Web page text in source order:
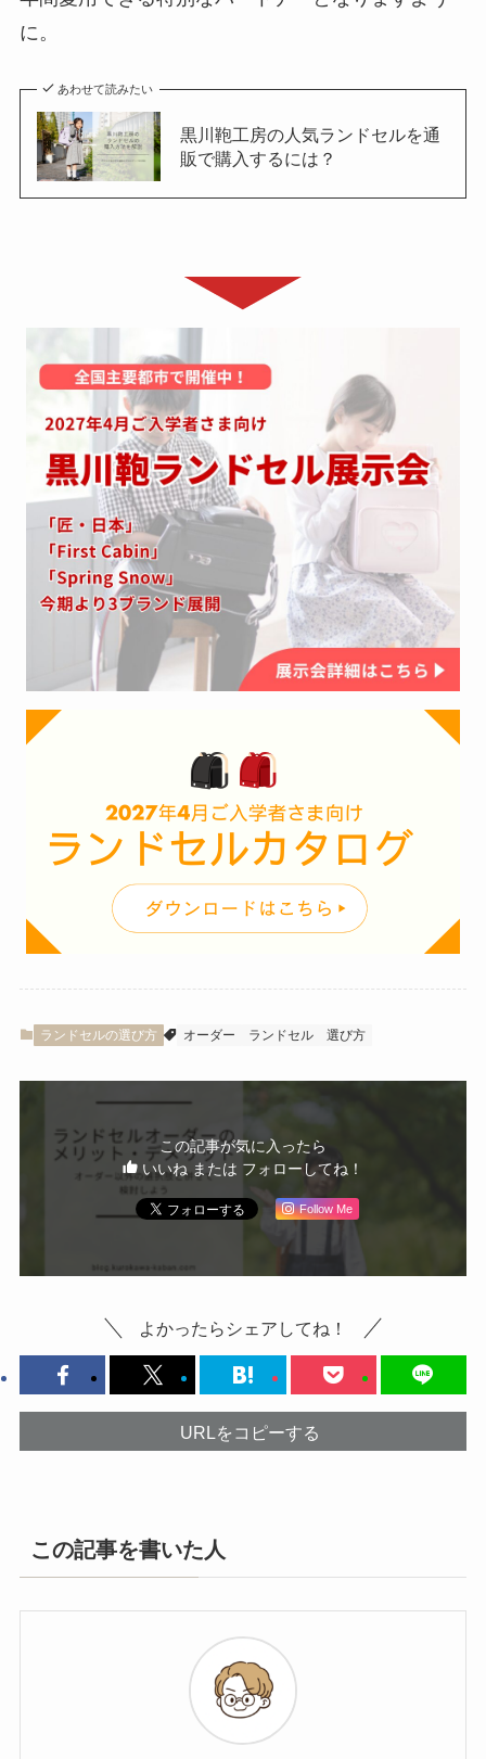
に。
あわせて読みたい
黒川鞄工房の人気ランドセルを通
販で購入するには？
ランドセルの選び方 オーダー ランドセル 選び方
この記事が気に入ったら
いいね または フォローしてね！
Follow Me
よかったらシェアしてね！
URLをコピーする
この記事を書いた人